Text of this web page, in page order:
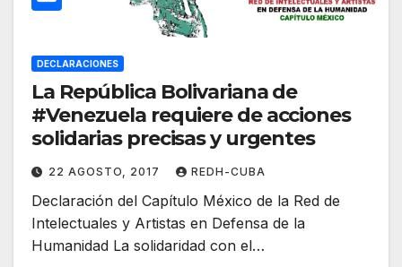
DECLARACIONES
La República Bolivariana de
#Venezuela requiere de acciones
solidarias precisas y urgentes
22 AGOSTO, 2017 REDH-CUBA
Declaración del Capítulo México de la Red de
Intelectuales y Artistas en Defensa de la
Humanidad La solidaridad con el…